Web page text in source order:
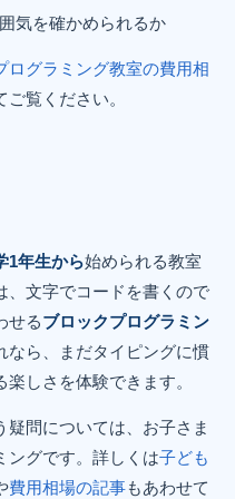
気を確かめられるか
ログラミング教室の費用相
覧ください。
1年生から始められる教室
、文字でコードを書くので
せるブロックプログラミン
なら、まだタイピングに慣
しさを体験できます。
疑問については、お子さま
ングです。詳しくは子ども
費用相場の記事もあわせて